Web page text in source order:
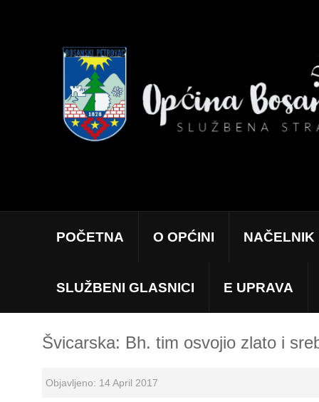
POČETNA O OPĆINI NAČELNIK
SLUŽBENI GLASNICI E UPRAVA
Švicarska: Bh. tim osvojio zlato i
Objavljeno: 14 April 2017